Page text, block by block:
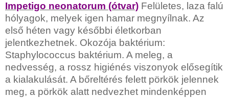
Impetigo neonatorum (ótvar) Felületes, laza falú
hólyagok, melyek igen hamar megnyílnak. Az
első héten vagy későbbi életkorban
jelentkezhetnek. Okozója baktérium:
Staphylococcus baktérium. A meleg, a
nedvesség, a rossz higiénés viszonyok elősegítik
a kialakulását. A bőreltérés felett pörkök jelennek
meg, a pörkök alatt nedvezhet mindenképpen